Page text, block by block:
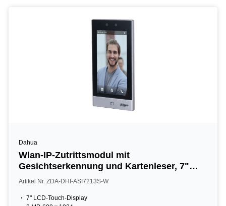
Dahua
Wlan-IP-Zutrittsmodul mit
Gesichtserkennung und Kartenleser, 7"
LCD, 2 MP, 13,56 MHz, IP65, silber
Artikel Nr. ZDA-DHI-ASI7213S-W
7" LCD-Touch-Display